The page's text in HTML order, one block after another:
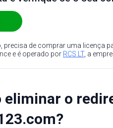
de comprar uma licença
e é operado por RCS LT, a
eliminar o